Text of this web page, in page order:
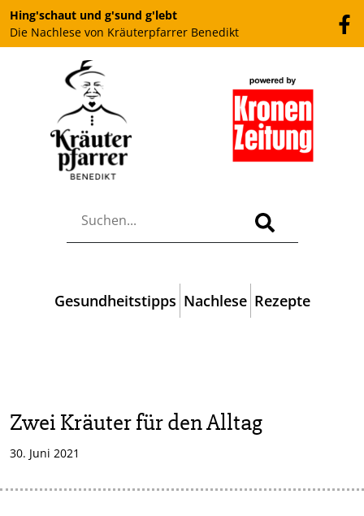
Hing'schaut und g'sund g'lebt
Die Nachlese von Kräuterpfarrer Benedikt
Gesundheitstipps Nachlese Rezepte
Zwei Kräuter für den Alltag
30. Juni 2021